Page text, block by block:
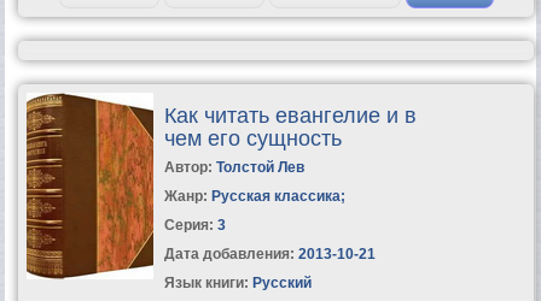
Как читать евангелие и в
чем его сущность
Автор: Толстой Лев
Жанр: Русская классика;
Серия: 3
Дата добавления: 2013-10-21
Язык книги: Русский